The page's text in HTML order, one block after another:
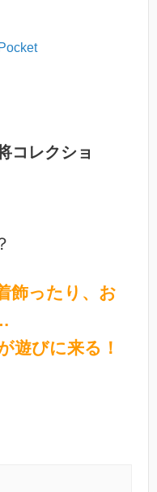
Pocket
コレクショ
飾ったり、お
遊びに来る！